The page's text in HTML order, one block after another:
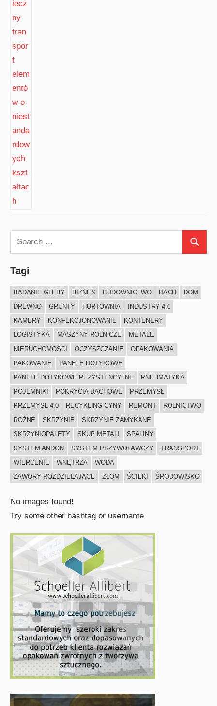
Search
for:
Search
Tagi
BADANIE GLEBY BIZNES BUDOWNICTWO DACH
DOM
DREWNO
GRUNTY HURTOWNIA
INDUSTRY 4.0
KAMERY
KONFEKCJONOWANIE
KONTENERY
LOGISTYKA
MASZYNY ROLNICZE
METALE
NIERUCHOMOŚCI
OCZYSZCZANIE
OPAKOWANIA
PAKOWANIE
PANELE DOTYKOWE
PANELE DOTYKOWE REZYSTENCYJNE
PNEUMATYKA
POJEMNIKI
POKRYCIA DACHOWE
PRZEMYSŁ
PRZEMYSŁ 4.0
RECYKLING CYNY REMONT
ROLNICTWO
RÓŻNE
SKRZYNIE
SKRZYNIE ZAMYKANE
SKRZYNIOPALETY
SKUP METALI
SPALINY
SYSTEM ANDON
SYSTEM PRZYWOŁAWCZY
TRANSPORT
WIERCENIE
WNĘTRZA
WODA
ZAWORY ROZDZIELAJĄCE
ZŁOM ŚCIEKI ŚRODOWISKO
No images found!
Try some other hashtag or username